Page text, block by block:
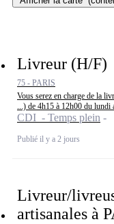
Livreur (H/F)
75 - PARIS
Vous serez en charge de la
...) de 4h15 à 12h00 du lundi
CDI - Temps plein
Publié il y a 2 jours
Livreur/
artisanales à